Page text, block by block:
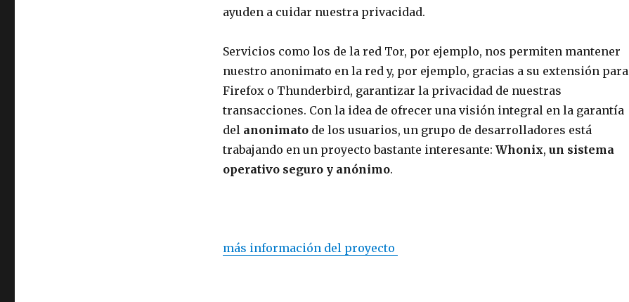
ayuden a cuidar nuestra privacidad.
Servicios como los de la red Tor, por ejemplo, nos permiten mantener
nuestro anonimato en la red y, por ejemplo, gracias a su extensión para
Firefox o Thunderbird, garantizar la privacidad de nuestras
transacciones. Con la idea de ofrecer una visión integral en la garantía
del anonimatode los usuarios, un grupo de desarrolladores está
trabajando en un proyecto bastante interesante: Whonix, un sistema
operativo seguro y anónimo.
más información del proyecto